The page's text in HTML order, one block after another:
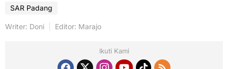
SAR Padang
Writer: Doni Editor: Marajo
Ikuti Kami